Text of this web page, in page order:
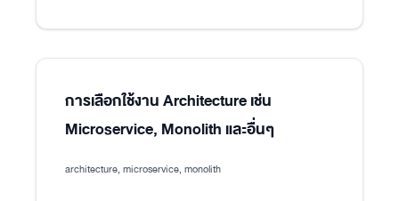
การเลือกใช้งาน Architecture เช่น
Microservice, Monolith และอื่นๆ
architecture, microservice, monolith